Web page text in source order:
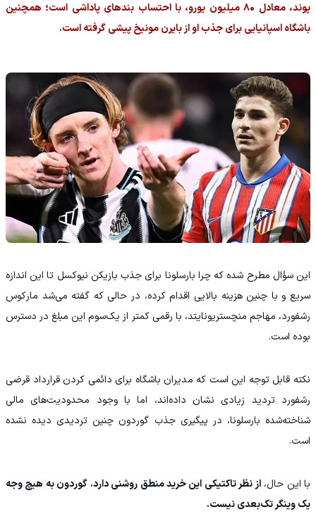
پوند، معادل ۸۰ میلیون یورو، با احتساب بندهای پاداشی است؛ همچنین
باشگاه اسپانیایی برای جذب او از بایرن مونیخ پیشی گرفته است.
این سؤال مطرح شده که چرا بارسلونا برای جذب بازیکن نیوکسل تا این اندازه
سریع و با چنین هزینه بالایی اقدام کرده، در حالی که گفته می‌شد مارکوس
رشفورد، مهاجم منچستریونایتد، با رقمی کمتر از یک‌سوم این مبلغ در دسترس
بوده است.
نکته قابل توجه این است که مدیران باشگاه برای دائمی کردن قرارداد قرضی
رشفورد تردید زیادی نشان داده‌اند، اما با وجود محدودیت‌های مالی
شناخته‌شده بارسلونا، در پیگیری جذب گوردون چنین تردیدی دیده نشده
است.
با این حال،از نظر تاکتیکی این خرید منطق روشنی دارد. گوردون به هیچ وجه
یک وینگر تک‌بعدی نیست.